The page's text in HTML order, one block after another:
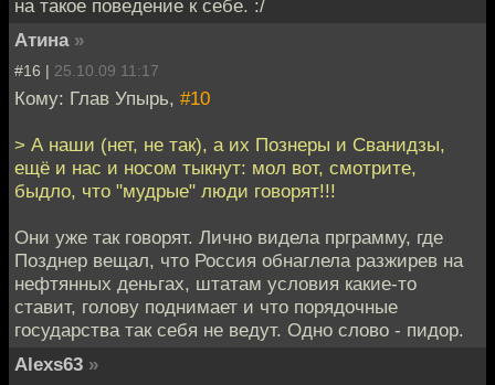
на такое поведение к себе. :/
Атина »
#16 | 25.10.09 11:17
Кому: Глав Упырь, #10
> А наши (нет, не так), а их Познеры и Сванидзы,
ещё и нас и носом тыкнут: мол вот, смотрите,
быдло, что "мудрые" люди говорят!!!
Они уже так говорят. Лично видела прграмму, где
Позднер вещал, что Россия обнаглела разжирев на
нефтянных деньгах, штатам условия какие-то
ставит, голову поднимает и что порядочные
государства так себя не ведут. Одно слово - пидор.
Alexs63 »